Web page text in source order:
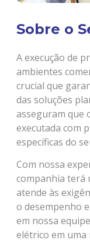
Sobre o
A execução de
ambientes
crucial que
das soluções
asseguram que
executada com
específicas do
Com nossa
companhia terá
atende às
o desempenho
em nossa
elétrico em uma